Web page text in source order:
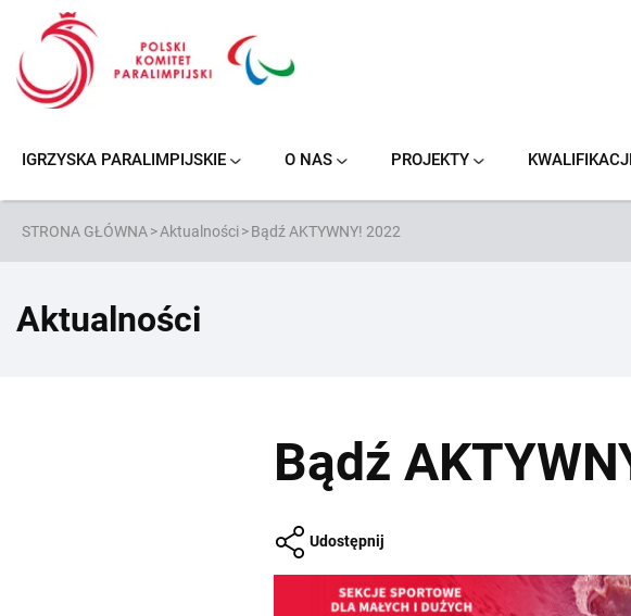
treści
IGRZYSKA PARALIMPIJSKIE O NAS PROJEKTY
STRONA GŁÓWNA>Aktualności>Bądź AKTYWNY! 2022
Aktualności
Bądź
Udostępnij